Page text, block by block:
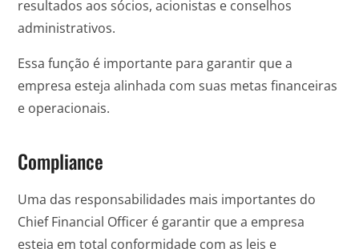
resultados aos sócios, acionistas e conselhos
administrativos.
Essa função é importante para garantir que a
empresa esteja alinhada com suas metas financeiras
e operacionais.
Compliance
Uma das responsabilidades mais importantes do
Chief Financial Officer é garantir que a empresa
esteja em total conformidade com as leis e